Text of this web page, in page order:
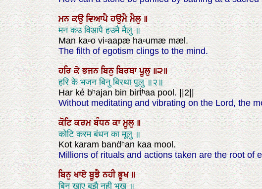
ਮਨਕਉਵਿਆਪੈਹਉਮੈਮੈਲੁ॥
मन कउ विआपै हउमै मैलु ॥
Man ka▫o vi▫aapæ ha▫umæ mæl.
The filth of egotism clings to the mind.
ਹਰਿਕੇਭਜਨਬਿਨੁਬਿਰਥਾਪੂਲੁ॥੨॥
हरि के भजन बिनु बिरथा पूलु ॥२॥
Har ké bʰajan bin birṫʰaa pool. ||2||
Without meditating and vibrating on the Lord, the
ਕੋਟਿਕਰਮਬੰਧਨਕਾਮੂਲੁ॥
कोटि करम बंधन का मूलु ॥
Kot karam banḋʰan kaa mool.
Millions of rituals and actions taken are the root of
ਬਿਨੁਖਾਏਬੂਝੈਨਹੀਭੂਖ॥
बिनु खाए बूझै नही भूख ॥